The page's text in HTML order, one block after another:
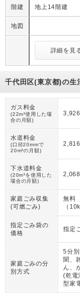
階建 地上14階建
地図
詳細を見
千代田区(東京都)の生
ガス料金
(22m³使用した場
合の月額)
水道料金
(口径20mmで
20m³の月額)
下水道料金
(20m³を使用した
場合の月額)
家庭ごみ収集
(可燃ごみ)
無料
（
指定ごみ袋の
価格
指定
家庭ごみの分
別方式
5分
聞、
ん、
(乾電
型家